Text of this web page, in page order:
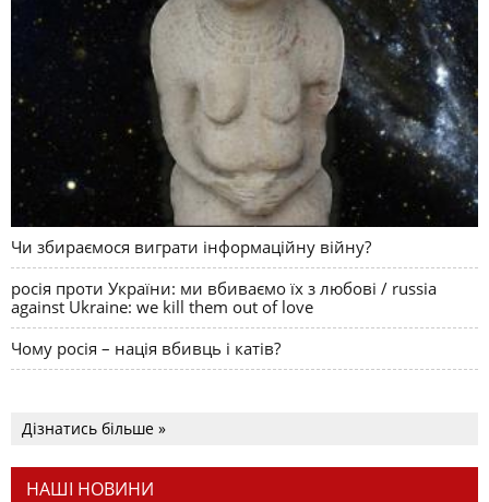
Чи збираємося виграти інформаційну війну?
росія проти України: ми вбиваємо їх з любові / russia
against Ukraine: we kill them out of love
Чому росія – нація вбивць і катів?
Дізнатись більше »
НАШІ НОВИНИ